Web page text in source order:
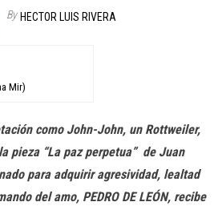
By HECTOR LUIS RIVERA
Mir)
como John-John, un Rottweiler,
pieza “La paz perpetua” de Juan
para adquirir agresividad, lealtad
del amo, PEDRO DE LEÓN, recibe